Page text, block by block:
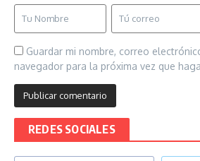
Guardar mi nombre, correo
navegador para la próxima vez que
REDES SOCIALES